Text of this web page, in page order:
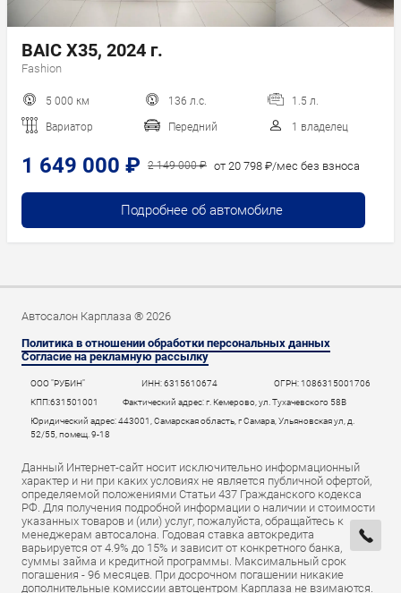
BAIC X35, 2024 г.
Fashion
5 000 км 136 л.с. 1.5 л.
Вариатор Передний 1 владелец
1 649 000 ₽ 2 149 000 ₽ от 20 798 ₽/мес без взноса
Подробнее об автомобиле
Автосалон Карплаза ® 2026
Политика в отношении обработки персональных данных
Согласие на рекламную рассылку
ООО "РУБИН" ИНН: 6315610674
ОГРН: 1086315001706
КПП:631501001
Фактический адрес: г. Кемерово, ул. Тухачевского 58В
Юридический адрес: 443001, Самарская область, г Самара, Ульяновская ул, д.
52/55, помещ. 9-18
Данный Интернет-сайт носит исключительно информационный
характер и ни при каких условиях не является публичной офертой,
определяемой положениями Статьи 437 Гражданского кодекса
РФ. Для получения подробной информации о наличии и стоимости
указанных товаров и (или) услуг, пожалуйста, обращайтесь к
менеджерам автосалона. Годовая ставка автокредита
варьируется от 4.9% до 15% и зависит от конкретного банка,
суммы займа и кредитной программы. Максимальный срок
погашения - 96 месяцев. При досрочном погашении никакие
дополнительные комиссии автоцентром Карплаза не взимаются.